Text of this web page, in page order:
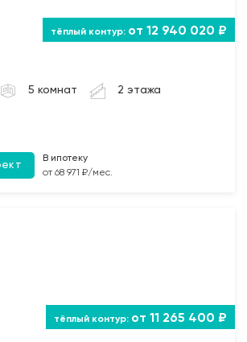
от 12 940 020 ₽
5 комнат 2 этажа
В ипотеку
от 68 971 ₽/мес.
от 11 265 400 ₽